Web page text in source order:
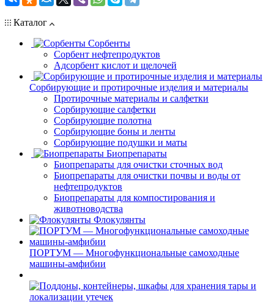
Каталог
Сорбенты
Сорбент нефтепродуктов
Адсорбент кислот и щелочей
Сорбирующие и протирочные изделия и материалы
Протирочные материалы и салфетки
Сорбирующие салфетки
Сорбирующие полотна
Сорбирующие боны и ленты
Сорбирующие подушки и маты
Биопрепараты
Биопрепараты для очистки сточных вод
Биопрепараты для очистки почвы и воды от
нефтепродуктов
Биопрепараты для компостирования и
животноводства
Флокулянты
ПОРТУМ — Многофункциональные самоходные
машины-амфибии